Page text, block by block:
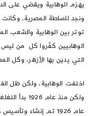
يهزم الوهابية ويقضي على
توتر بين الوهابية والشعب
الوهابيين كفّروا كل من ليس
التي يدين بها الأزهر، وكل
اختفت الوهابية، ولكن ظل
ولكن منذ
عام 1926 تم إنشاء